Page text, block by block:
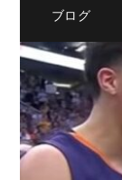
ブログ